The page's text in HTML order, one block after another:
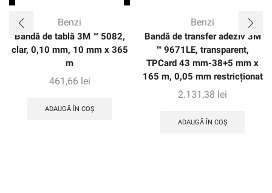
Benzi
Bandă de tablă 3M ™ 5082,
clar, 0,10 mm, 10 mm x 365
m
461,66 lei
ADAUGĂ ÎN COȘ
Benzi
Bandă de transfer adeziv 3M
™ 9671LE, transparent,
TPCard 43 mm-38+5 mm x
165 m, 0,05 mm restricționat
2.131,38 lei
ADAUGĂ ÎN COȘ